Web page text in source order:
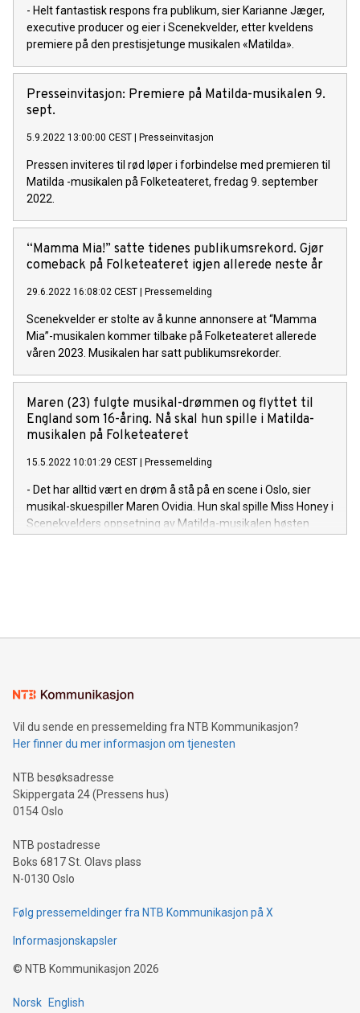
- Helt fantastisk respons fra publikum, sier Karianne Jæger,
executive producer og eier i Scenekvelder, etter kveldens
premiere på den prestisjetunge musikalen «Matilda».
Presseinvitasjon: Premiere på Matilda-musikalen 9.
sept.
5.9.2022 13:00:00 CEST Presseinvitasjon
Pressen inviteres til rød løper i forbindelse med premieren til
Matilda -musikalen på Folketeateret, fredag 9. september
2022.
“Mamma Mia!” satte tidenes publikumsrekord. Gjør
comeback på Folketeateret igjen allerede neste år
29.6.2022 16:08:02 CEST Pressemelding
Scenekvelder er stolte av å kunne annonsere at “Mamma
Mia”-musikalen kommer tilbake på Folketeateret allerede
våren 2023. Musikalen har satt publikumsrekorder.
Maren (23) fulgte musikal-drømmen og flyttet til
England som 16-åring. Nå skal hun spille i Matilda-
musikalen på Folketeateret
15.5.2022 10:01:29 CEST Pressemelding
- Det har alltid vært en drøm å stå på en scene i Oslo, sier
musikal-skuespiller Maren Ovidia. Hun skal spille Miss Honey i
Scenekvelders oppsetning av Matilda-musikalen høsten
Vil du sende en pressemelding fra NTB Kommunikasjon?
Her finner du mer informasjon om tjenesten
NTB besøksadresse
Skippergata 24 (Pressens hus)
0154 Oslo
NTB postadresse
Boks 6817 St. Olavs plass
N-0130 Oslo
Følg pressemeldinger fra NTB Kommunikasjon på X
Informasjonskapsler
© NTB Kommunikasjon 2026
Norsk English